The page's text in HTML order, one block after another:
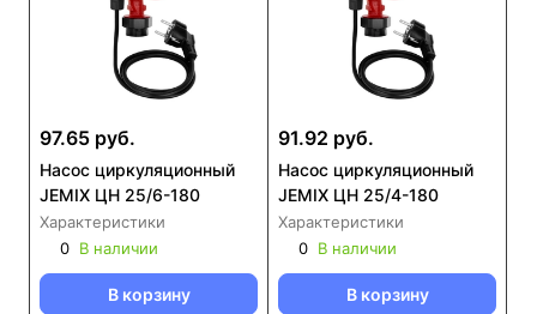
97.65 руб.
Насос циркуляционный
JEMIX ЦН 25/6-180
Характеристики
0 В наличии
В корзину
91.92 руб.
Насос циркуляционный
JEMIX ЦН 25/4-180
Характеристики
0 В наличии
В корзину